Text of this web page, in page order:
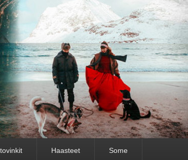
Haasteet Some